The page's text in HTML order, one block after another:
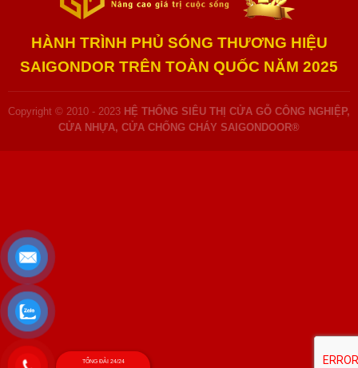
HÀNH TRÌNH PHỦ SÓNG THƯƠNG HIỆU
SAIGONDOR TRÊN TOÀN QUỐC NĂM 2025
Copyright © 2010 - 2023 HỆ THỐNG SIÊU THỊ CỬA GỖ CÔNG NGHIỆP,
CỬA NHỰA, CỬA CHỐNG CHÁY SAIGONDOOR®
TỔNG ĐÀI 24/24